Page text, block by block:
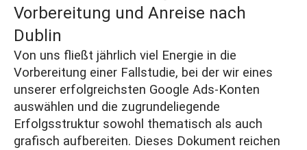
Vorbereitung und Anreise nach
Dublin
Von uns fließt jährlich viel Energie in die
Vorbereitung einer Fallstudie, bei der wir eines
unserer erfolgreichsten Google Ads-Konten
auswählen und die zugrundeliegende
Erfolgsstruktur sowohl thematisch als auch
grafisch aufbereiten. Dieses Dokument reichen